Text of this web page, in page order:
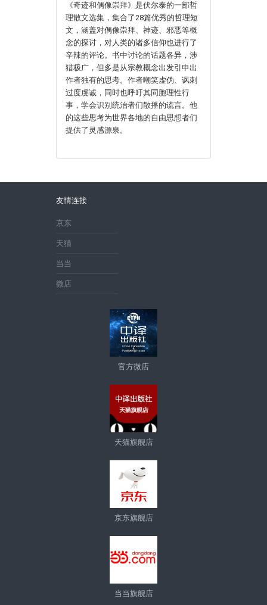
《奇迹和偶像崇拜》是伏尔泰的一部哲
理散文选集，集合了28篇优秀的哲理短
文，涵盖对偶像崇拜、神迹、邪恶等概
念的探讨，对人类的诸多信仰也进行了
辛辣的评论。书中讨论的话题各异，涉
猎极广，但多是从宗教概念出发引申出
作者独有的思考。作者嘲笑虚伪、讽刺
过度虔诚，同时也呼吁其同胞理性行
事，学会识别统治者们散播的谎言。他
的这些思考为世界各地的自由思想者们
提供了灵感源泉。
友情连接
京东
天猫
当当
微店
官方微店
天猫旗舰店
京东旗舰店
当当旗舰店